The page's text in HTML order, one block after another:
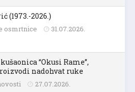
(1973.-2026.)
osmrtnice 31.07.2026.
“Okusi Rame”,
nadohvat ruke
27.07.2026.